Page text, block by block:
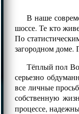
В наше
шоссе. Те кто
По
загородном доме.
Тёплый пол
серьезно
все личные
собственную
процессе,